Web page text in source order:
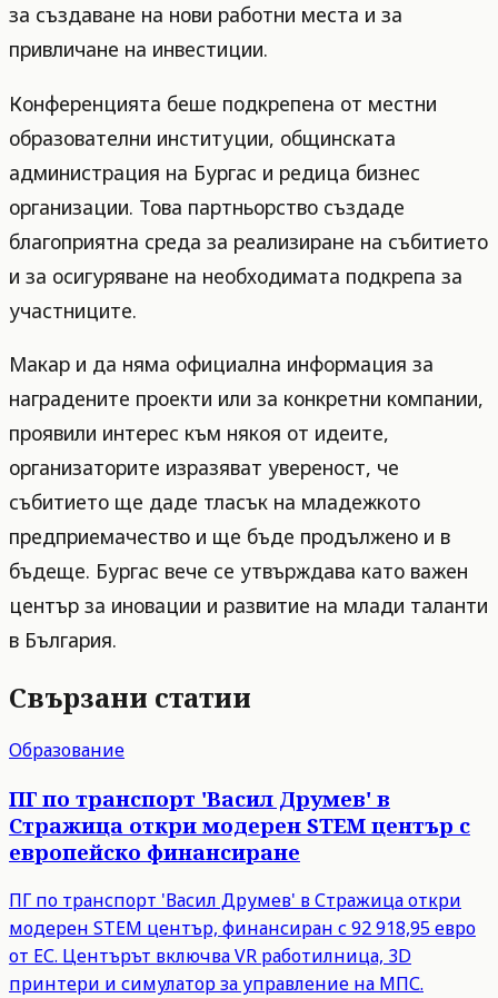
за създаване на нови работни места и за
привличане на инвестиции.
Конференцията беше подкрепена от местни
образователни институции, общинската
администрация на Бургас и редица бизнес
организации. Това партньорство създаде
благоприятна среда за реализиране на събитието
и за осигуряване на необходимата подкрепа за
участниците.
Макар и да няма официална информация за
наградените проекти или за конкретни компании,
проявили интерес към някоя от идеите,
организаторите изразяват увереност, че
събитието ще даде тласък на младежкото
предприемачество и ще бъде продължено и в
бъдеще. Бургас вече се утвърждава като важен
център за иновации и развитие на млади таланти
в България.
Свързани статии
Образование
ПГ по транспорт 'Васил Друмев' в
Стражица откри модерен STEM център с
европейско финансиране
ПГ по транспорт 'Васил Друмев' в Стражица откри
модерен STEM център, финансиран с 92 918,95 евро
от ЕС. Центърът включва VR работилница, 3D
принтери и симулатор за управление на МПС.